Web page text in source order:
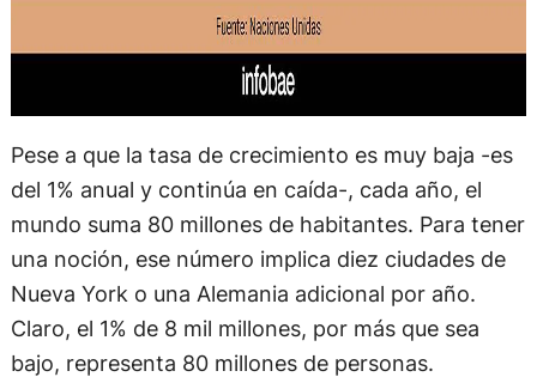
Pese a que la tasa de crecimiento es muy baja -es
del 1% anual y continúa en caída-, cada año, el
mundo suma 80 millones de habitantes. Para tener
una noción, ese número implica diez ciudades de
Nueva York o una Alemania adicional por año.
Claro, el 1% de 8 mil millones, por más que sea
bajo, representa 80 millones de personas.